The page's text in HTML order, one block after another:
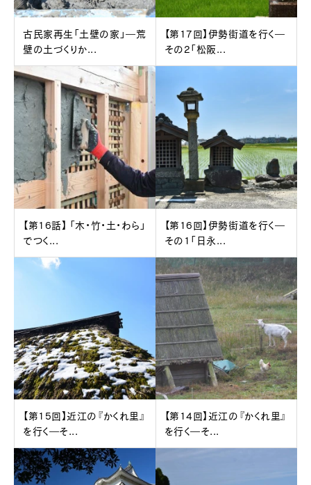
古民家再生「土壁の家」―荒
壁の土づくりか...
【第17回】伊勢街道を行く―
その2「松阪...
【第16話】 「木・竹・土・わら」
でつく...
【第16回】伊勢街道を行く―
その1「日永...
【第15回】近江の『かくれ里』
を行く―そ...
【第14回】近江の『かくれ里』
を行く―そ...